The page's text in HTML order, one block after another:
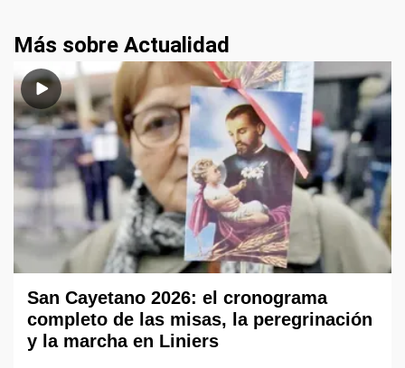
Más sobre Actualidad
San Cayetano 2026: el cronograma
completo de las misas, la peregrinación
y la marcha en Liniers